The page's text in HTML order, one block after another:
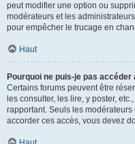
peut modifier une option ou
modérateurs et les
pour empêcher le trucage en
Haut
Pourquoi ne puis-je pas accéder
Certains forums peuvent être
les consulter, les lire, y poster,
rapportant. Seuls les
accorder ces accès, vous devez